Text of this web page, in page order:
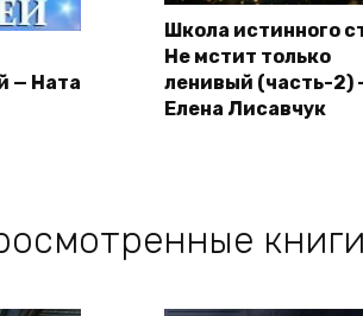
— Ната
Школа истинного
Не мстит только
ленивый (часть-2)
Елена Лисавчук
книги